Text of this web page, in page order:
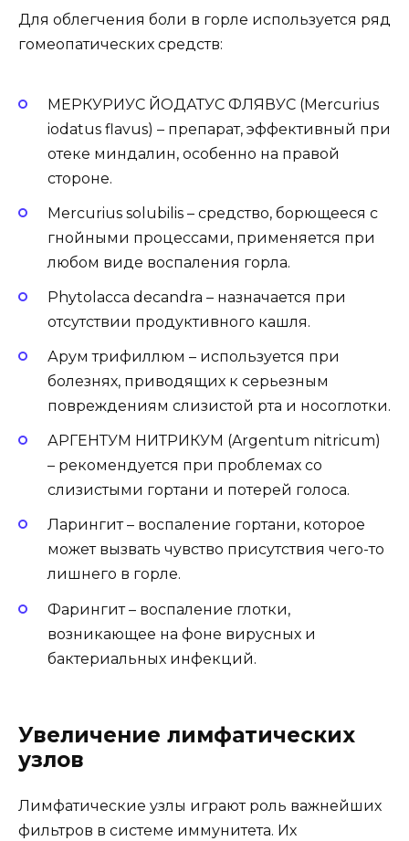
Для облегчения боли в горле используется ряд
гомеопатических средств:
МЕРКУРИУС ЙОДАТУС ФЛЯВУС (Mercurius
iodatus flavus) – препарат, эффективный при
отеке миндалин, особенно на правой
стороне.
Mercurius solubilis – средство, борющееся с
гнойными процессами, применяется при
любом виде воспаления горла.
Phytolacca decandra – назначается при
отсутствии продуктивного кашля.
Арум трифиллюм – используется при
болезнях, приводящих к серьезным
повреждениям слизистой рта и носоглотки.
АРГЕНТУМ НИТРИКУМ (Argentum nitricum)
– рекомендуется при проблемах со
слизистыми гортани и потерей голоса.
Ларингит – воспаление гортани, которое
может вызвать чувство присутствия чего-то
лишнего в горле.
Фарингит – воспаление глотки,
возникающее на фоне вирусных и
бактериальных инфекций.
Увеличение лимфатических
узлов
Лимфатические узлы играют роль важнейших
фильтров в системе иммунитета. Их